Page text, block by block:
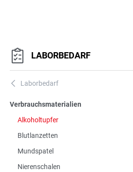
LABORBEDARF
A Laborbedarf
Verbrauchsmaterialien
Alkoholtupfer
Blutlanzetten
Mundspatel
Nierenschalen